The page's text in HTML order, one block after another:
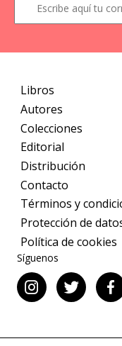
Libros
Autores
Colecciones
Editorial
Distribución
Contacto
Términos y
Protección de
Política de cookies
Síguenos